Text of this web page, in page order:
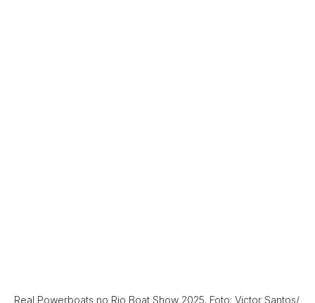
Real Powerboats no Rio Boat Show 2025. Foto: Victor Santos/